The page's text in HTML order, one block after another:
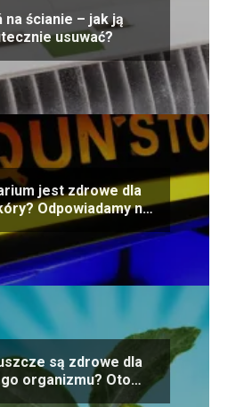
na ścianie – jak ją
usuwać?
jest zdrowe dla
Odpowiadamy na
pytanie
są zdrowe dla
organizmu? Oto
najlepszych opcji!